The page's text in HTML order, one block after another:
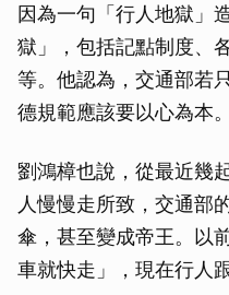
因為一句「行人地獄」
獄」，包括記點制度、
等。他認為，交通部若
德規範應該要以心為本。
劉鴻樟也說，從最近幾
人慢慢走所致，交通部
傘，甚至變成帝王。以
車就快走」，現在行人